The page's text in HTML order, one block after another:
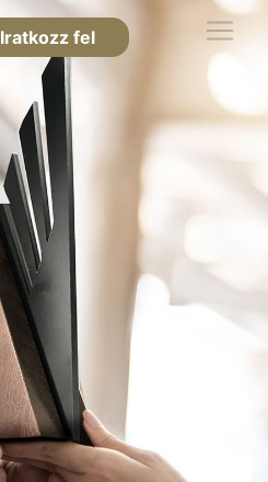
Iratkozz fel